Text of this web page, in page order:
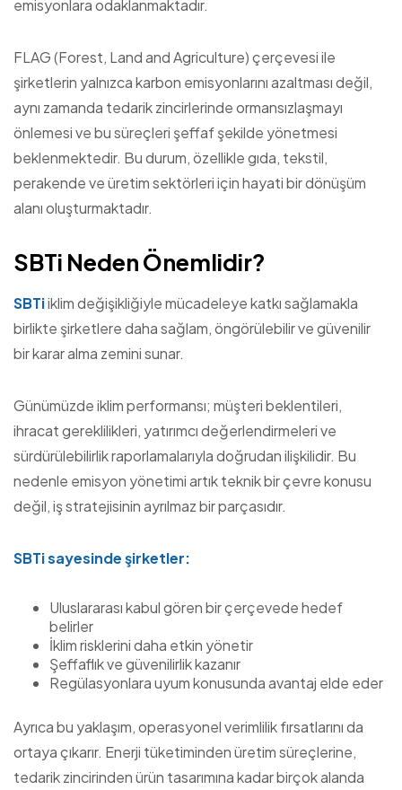
emisyonlara odaklanmaktadır.
FLAG (Forest, Land and Agriculture) çerçevesi ile
şirketlerin yalnızca karbon emisyonlarını azaltması değil,
aynı zamanda tedarik zincirlerinde ormansızlaşmayı
önlemesi ve bu süreçleri şeffaf şekilde yönetmesi
beklenmektedir. Bu durum, özellikle gıda, tekstil,
perakende ve üretim sektörleri için hayati bir dönüşüm
alanı oluşturmaktadır.
SBTi Neden Önemlidir?
SBTiiklim değişikliğiyle mücadeleye katkı sağlamakla
birlikte şirketlere daha sağlam, öngörülebilir ve güvenilir
bir karar alma zemini sunar.
Günümüzde iklim performansı; müşteri beklentileri,
ihracat gereklilikleri, yatırımcı değerlendirmeleri ve
sürdürülebilirlik raporlamalarıyla doğrudan ilişkilidir. Bu
nedenle emisyon yönetimi artık teknik bir çevre konusu
değil, iş stratejisinin ayrılmaz bir parçasıdır.
SBTi sayesinde şirketler:
Uluslararası kabul gören bir çerçevede hedef
belirler
İklim risklerini daha etkin yönetir
Şeffaflık ve güvenilirlik kazanır
Regülasyonlara uyum konusunda avantaj elde eder
Ayrıca bu yaklaşım, operasyonel verimlilik fırsatlarını da
ortaya çıkarır. Enerji tüketiminden üretim süreçlerine,
tedarik zincirinden ürün tasarımına kadar birçok alanda